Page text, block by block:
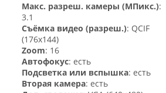
Макс. разреш. камеры (МПикс.):
3.1
Съёмка видео (разреш.): QCIF
(176x144)
Zoom: 16
Автофокус: есть
Подсветка или вспышка: есть
Вторая камера: есть